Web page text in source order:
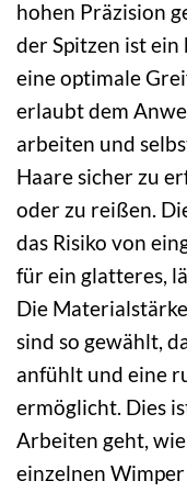
hohen Präzision
der Spitzen ist
eine optimale
erlaubt dem
arbeiten und
Haare sicher zu
oder zu reißen.
das Risiko von
für ein glatteres,
Die
sind so gewählt,
anfühlt und eine
ermöglicht. Dies
Arbeiten geht,
einzelnen